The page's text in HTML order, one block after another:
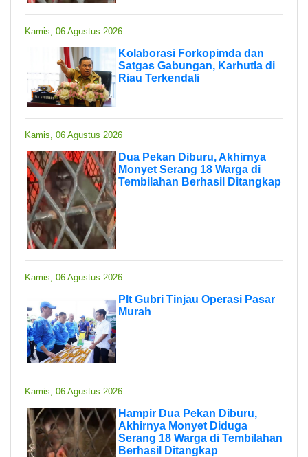
Kamis, 06 Agustus 2026
Kolaborasi Forkopimda dan
Satgas Gabungan, Karhutla di
Riau Terkendali
Kamis, 06 Agustus 2026
Dua Pekan Diburu, Akhirnya
Monyet Serang 18 Warga di
Tembilahan Berhasil Ditangkap
Kamis, 06 Agustus 2026
Plt Gubri Tinjau Operasi Pasar
Murah
Kamis, 06 Agustus 2026
Hampir Dua Pekan Diburu,
Akhirnya Monyet Diduga
Serang 18 Warga di Tembilahan
Berhasil Ditangkap